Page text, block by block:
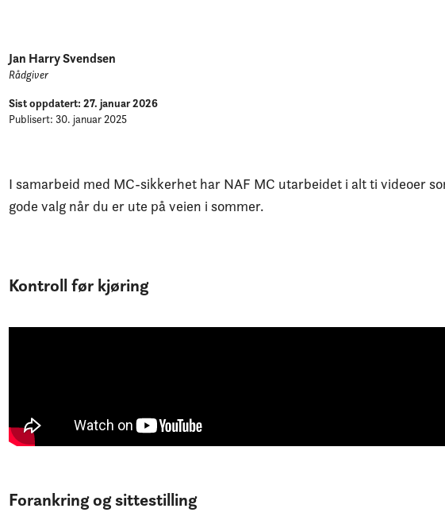
Jan Harry Svendsen
Rådgiver
Sist oppdatert: 27. januar 2026
Publisert: 30. januar 2025
I samarbeid med MC-sikkerhet har NAF MC utarbeidet i alt ti videoer
gode valg når du er ute på veien i sommer.
Kontroll før kjøring
Forankring og sittestilling